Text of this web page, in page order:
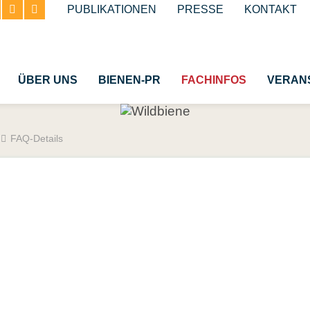
Navigation
PUBLIKATIONEN PRESSE KONTAKT
ÜBER UNS BIENEN-PR FACHINFOS
Bestäubung
FAQ-Details